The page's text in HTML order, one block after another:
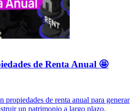
de Renta Anual 🤩
propiedades de renta anual para generar
un patrimonio a largo plazo.